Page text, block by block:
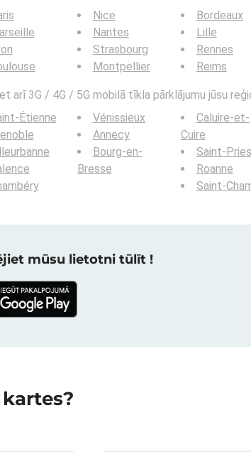
Nice
Nantes
Strasbourg
Montpellier
Bordeaux
Lille
Rennes
Reims
arī 3G / 4G / 5G mobilā tīkla pārklājumu jūsu
Étienne
Vénissieux
Annecy
Bourg-en-
Bresse
Caluire-et-
Cuire
Saint-
Roanne
Saint-
mūsu lietotni tūlīt !